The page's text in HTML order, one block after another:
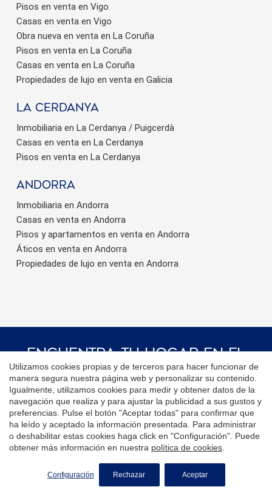
SOLICITE MÁS INFORMACIÓN
Pisos en venta en Vigo
Casas en venta en Vigo
Obra nueva en venta en La Coruña
Pisos en venta en La Coruña
Casas en venta en La Coruña
Propiedades de lujo en venta en Galicia
La Cerdanya
Inmobiliaria en La Cerdanya / Puigcerdà
Casas en venta en La Cerdanya
Pisos en venta en La Cerdanya
Andorra
Inmobiliaria en Andorra
Casas en venta en Andorra
Pisos y apartamentos en venta en Andorra
Áticos en venta en Andorra
Propiedades de lujo en venta en Andorra
Encuentra Tu Hogar En El
Extranjero De La Mano De
La Red Coldwell Banker®
Visita nuestras páginas web
internacionales y encuentra tu
propiedad ideal en los destinos más
exclusivos
Utilizamos cookies propias y de terceros para hacer funcionar de
manera segura nuestra página web y personalizar su contenido.
Igualmente, utilizamos cookies para medir y obtener datos de la
navegación que realiza y para ajustar la publicidad a sus gustos y
preferencias. Pulse el botón "Aceptar todas" para confirmar que
ha leído y aceptado la información presentada. Para administrar
o deshabilitar estas cookies haga click en "Configuración". Puede
obtener más información en nuestra política de cookies
Configuración Rechazar Aceptar
Guardar configuración